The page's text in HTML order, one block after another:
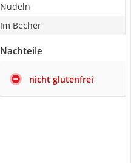
Nudeln
Im Becher
Nachteile
nicht glutenfrei